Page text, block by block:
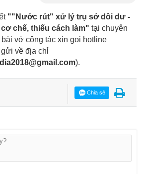
""Nước rút" xử lý trụ sở dôi dư -
chế, thiếu cách làm" tại chuyên
bài vở cộng tác xin gọi hotline
gửi về địa chỉ
).
Chia sẻ